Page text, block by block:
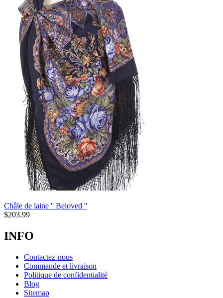
Châle de laine '' Beloved ''
$203.99
INFO
Contactez-nous
Commande et livraison
Politique de confidentialité
Blog
Sitemap